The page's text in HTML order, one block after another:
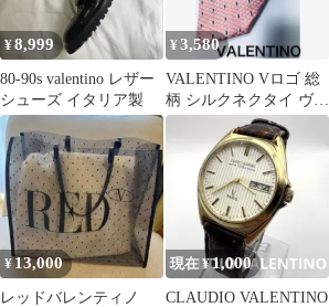
¥8,999
80-90s valentino レザー
シューズ イタリア製
¥3,580
VALENTINO Vロゴ 総
柄 シルクネクタイ ヴァ
レンティノ バレンチノ
¥13,000
レッドバレンティノ
現在 ¥1,000
CLAUDIO VALENTINO